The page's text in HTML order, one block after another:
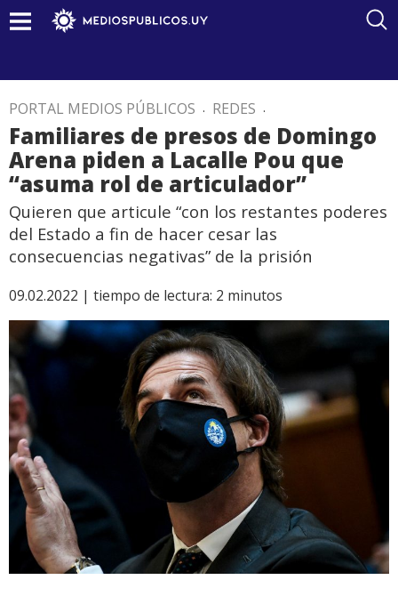
PORTAL MEDIOS PÚBLICOS . REDES .
Familiares de presos de Domingo
Arena piden a Lacalle Pou que
“asuma rol de articulador”
Quieren que articule “con los restantes poderes
del Estado a fin de hacer cesar las
consecuencias negativas” de la prisión
09.02.2022 | tiempo de lectura: 2 minutos